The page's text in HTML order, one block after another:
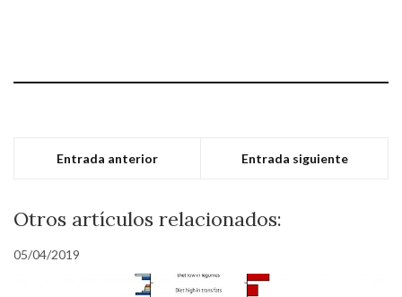
Entrada anterior Entrada siguiente
Otros artículos relacionados:
05/04/2019